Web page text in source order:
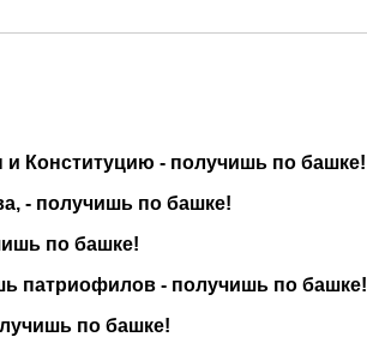
и Конституцию - получишь по башке!
- получишь по башке!
по башке!
патриофилов - получишь по башке!
по башке!